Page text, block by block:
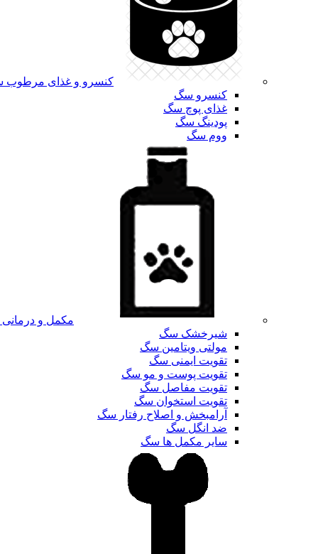
کنسرو و غذای
کنسرو سگ
غذای پوچ سگ
پودینگ سگ
ووم سگ
مکمل و
شیرخشک سگ
مولتی ویتامین سگ
تقویت ایمنی سگ
تقویت پوست و مو سگ
تقویت مفاصل سگ
تقویت استخوان سگ
آرامبخش و اصلاح رفتار سگ
ضد انگل سگ
سایر مکمل ها سگ